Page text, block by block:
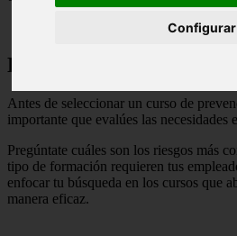
Configurar
Evalúa las necesidades
Antes de seleccionar un curso de
importante que evalúes las necesidades
Pregúntate cuáles son los riesgos más
tipo de formación requieren tus
enfocar tu búsqueda en los cursos que
manera eficaz.